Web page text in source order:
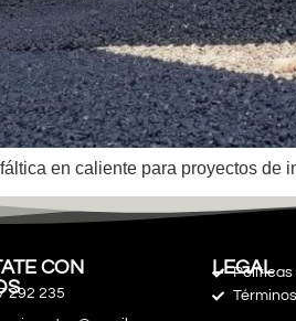
en caliente para proyectos
CON
292 235
Políticas
LEGAL